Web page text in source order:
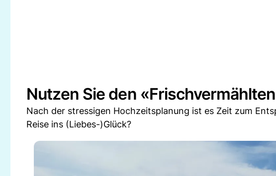
Nutzen Sie den
Nach der stressigen Hochzeitsplanung ist es Zeit zum
Reise ins (Liebes-)Glück?